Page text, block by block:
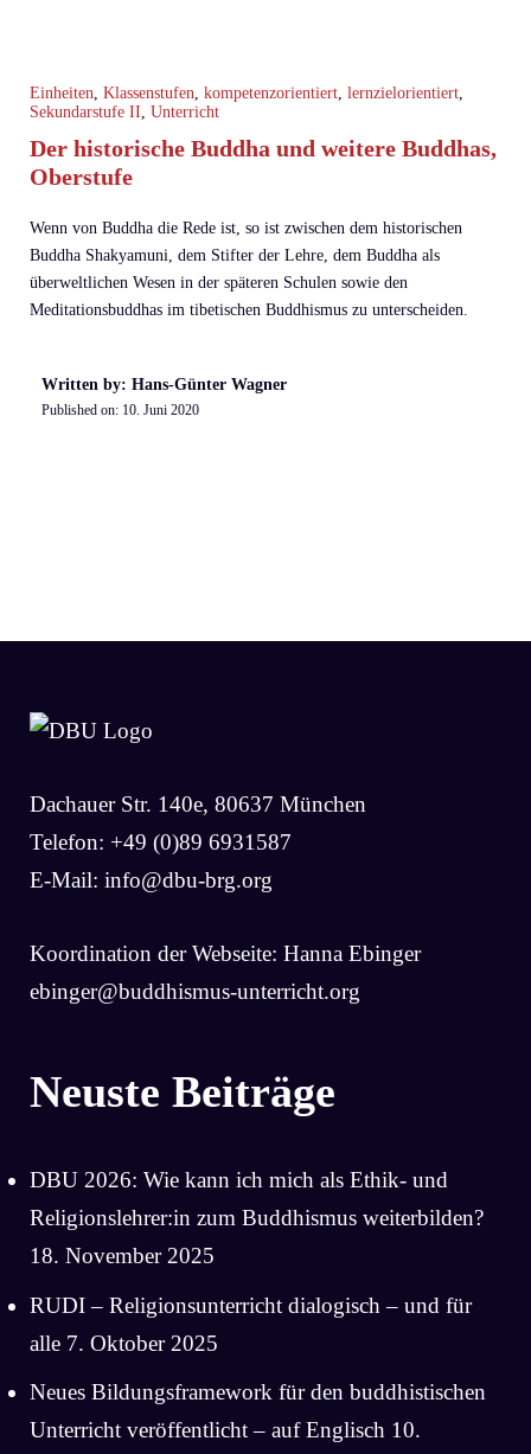
Einheiten, Klassenstufen, kompetenzorientiert, lernzielorientiert,
Sekundarstufe II, Unterricht
Der historische Buddha und weitere Buddhas,
Oberstufe
Wenn von Buddha die Rede ist, so ist zwischen dem historischen
Buddha Shakyamuni, dem Stifter der Lehre, dem Buddha als
überweltlichen Wesen in der späteren Schulen sowie den
Meditationsbuddhas im tibetischen Buddhismus zu unterscheiden.
Written by: Hans-Günter Wagner
Published on: 10. Juni 2020
Dachauer Str. 140e, 80637 München
Telefon: +49 (0)89 6931587
E-Mail: info@dbu-brg.org
Koordination der Webseite: Hanna Ebinger
ebinger@buddhismus-unterricht.org
Neuste Beiträge
DBU 2026: Wie kann ich mich als Ethik- und
Religionslehrer:in zum Buddhismus weiterbilden?
18. November 2025
RUDI – Religionsunterricht dialogisch – und für
alle 7. Oktober 2025
Neues Bildungsframework für den buddhistischen
Unterricht veröffentlicht – auf Englisch 10.